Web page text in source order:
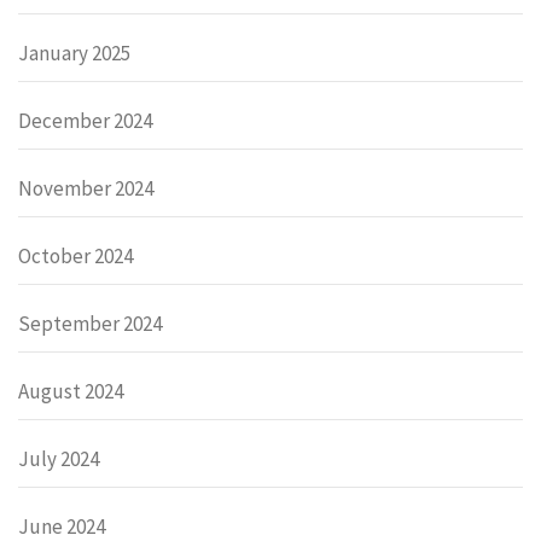
January 2025
December 2024
November 2024
October 2024
September 2024
August 2024
July 2024
June 2024